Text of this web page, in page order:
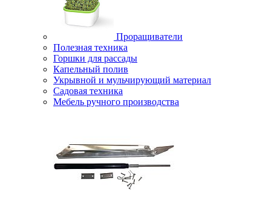
Проращиватели
Полезная техника
Горшки для рассады
Капельный полив
Укрывной и мульчирующий материал
Садовая техника
Мебель ручного производства